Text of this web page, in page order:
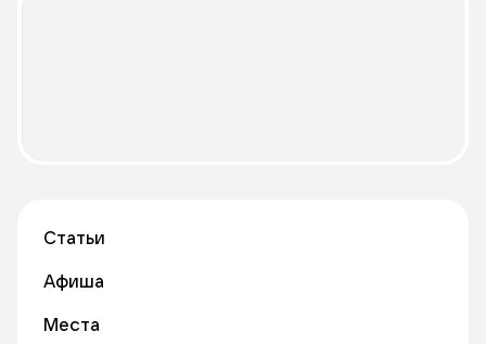
Статьи
Афиша
Места